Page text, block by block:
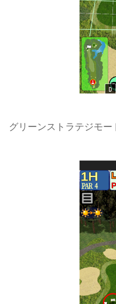
グリーンストラテジモー